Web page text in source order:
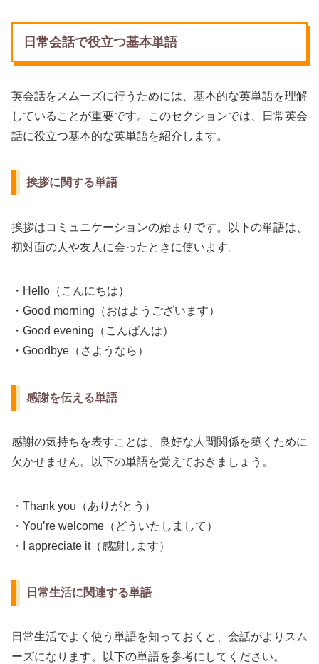
日常会話で役立つ基本単語
英会話をスムーズに行うためには、基本的な英単語を理解
していることが重要です。このセクションでは、日常英会
話に役立つ基本的な英単語を紹介します。
挨拶に関する単語
挨拶はコミュニケーションの始まりです。以下の単語は、
初対面の人や友人に会ったときに使います。
・Hello（こんにちは）
・Good morning（おはようございます）
・Good evening（こんばんは）
・Goodbye（さようなら）
感謝を伝える単語
感謝の気持ちを表すことは、良好な人間関係を築くために
欠かせません。以下の単語を覚えておきましょう。
・Thank you（ありがとう）
・You’re welcome（どういたしまして）
・I appreciate it（感謝します）
日常生活に関連する単語
日常生活でよく使う単語を知っておくと、会話がよりスム
ーズになります。以下の単語を参考にしてください。